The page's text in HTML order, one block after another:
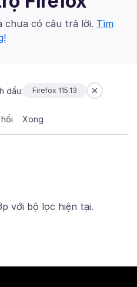
chưa có câu trả lời. Tìm
dấu: Firefox 115.13
Xong
với bộ lọc hiện tại.